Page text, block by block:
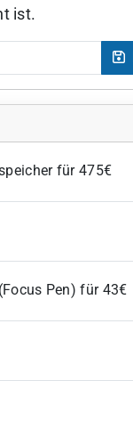
ist.
für 475€
Pen) für 43€